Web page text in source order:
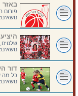
באזר
פורום
נושאים:
שלטים,
נושאים:
דור
כל מה
נושאים: